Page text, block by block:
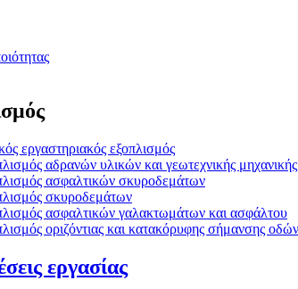
εργαστηριακός εξοπλισμός
αδρανών υλικών και γεωτεχνικής μηχανικής
ασφαλτικών σκυροδεμάτων
σκυροδεμάτων
ασφαλτικών γαλακτωμάτων και ασφάλτου
οριζόντιας και κατακόρυφης σήμανσης οδών
εργασίας